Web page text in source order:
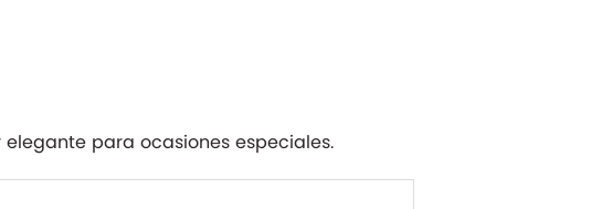
para ocasiones especiales.